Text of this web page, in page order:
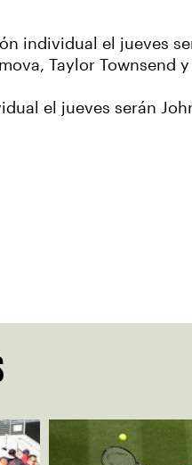
individual el jueves
Taylor Townsend
el jueves serán